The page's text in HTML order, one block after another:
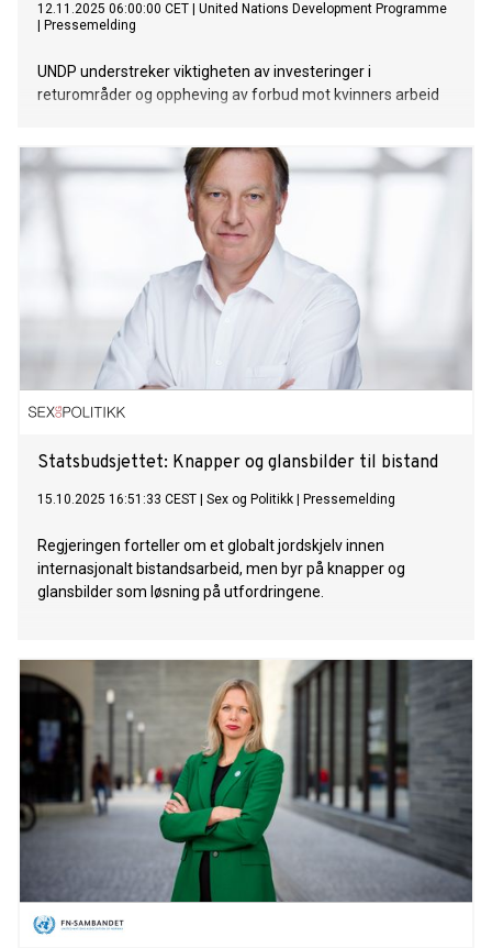
12.11.2025 06:00:00 CET
United Nations Development Programme
Pressemelding
UNDP understreker viktigheten av investeringer i
returområder og oppheving av forbud mot kvinners arbeid
Statsbudsjettet: Knapper og glansbilder til bistand
15.10.2025 16:51:33 CEST Sex og Politikk Pressemelding
Regjeringen forteller om et globalt jordskjelv innen
internasjonalt bistandsarbeid, men byr på knapper og
glansbilder som løsning på utfordringene.